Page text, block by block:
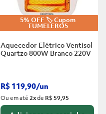
5% OFF 🏷️ Cupom
TUMELERO5
Aquecedor Elétrico Ventisol
Quartzo 800W Branco 220V
R$ 119,90/un
Ou em até2xde R$ 59,95